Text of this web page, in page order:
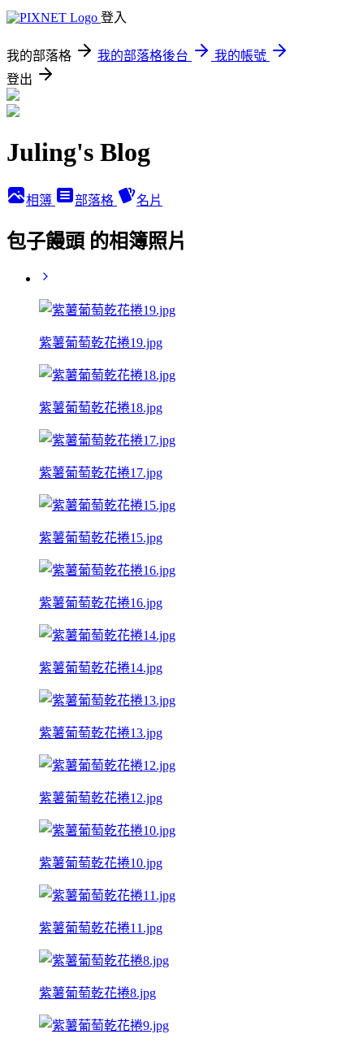
登入
我的部落格 我的部落格後台
我的帳號
登出
Juling's Blog
相簿 部落格 名片
包子饅頭 的相簿照片
紫薯葡萄乾花捲19.jpg
紫薯葡萄乾花捲18.jpg
紫薯葡萄乾花捲17.jpg
紫薯葡萄乾花捲15.jpg
紫薯葡萄乾花捲16.jpg
紫薯葡萄乾花捲14.jpg
紫薯葡萄乾花捲13.jpg
紫薯葡萄乾花捲12.jpg
紫薯葡萄乾花捲10.jpg
紫薯葡萄乾花捲11.jpg
紫薯葡萄乾花捲8.jpg